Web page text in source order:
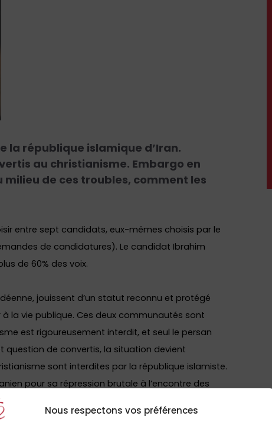
Nous respectons vos préférences
la république islamique d’Iran.
au christianisme. Embargo en
milieu de ces troubles, comment les
entre sept candidats, eux-mêmes choisis par le
de candidatures). Le candidat Ibrahim
de 60% des voix.
jouissent d’un statut reconnu et protégé
la vie publique. Ces deux communautés sont
est rigoureusement interdit, et seul le persan
question de convertis, la situation devient
sont interdites par la république islamiste.
pour sa répression brutale à l’encontre des